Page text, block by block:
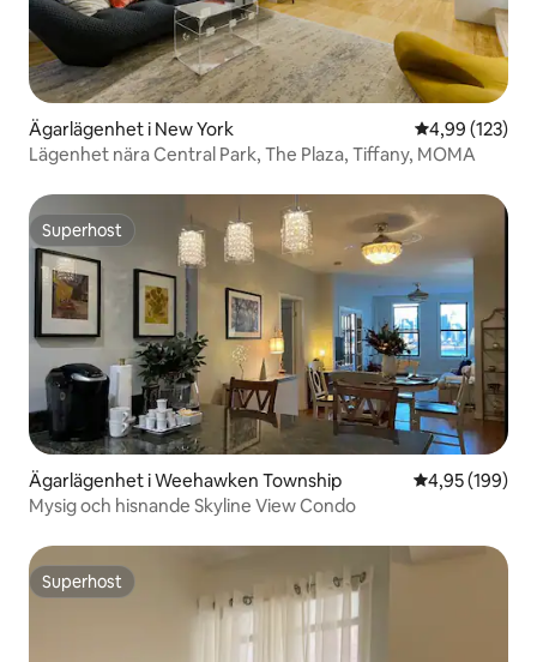
Ägarlägenhet i New York 4,99 av 5 i
4,99 (123)
Lägenhet nära Central Park, The Plaza, Tiffany, MOMA
Superhost
Superhost
Ägarlägenhet i Weehawken Township 4,95 av 5 i
4,95 (199)
Mysig och hisnande Skyline View Condo
Superhost
Superhost